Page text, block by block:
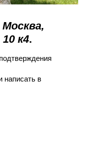
Москва,
к4.
написать в